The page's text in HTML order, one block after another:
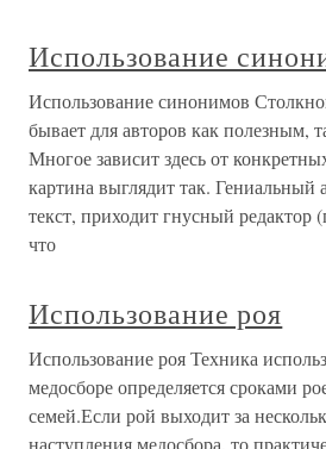
Использование
Использование синонимов
бывает для авторов как полезным,
Многое зависит здесь от
картина выглядит так. Гениальный
текст, приходит гнусный редактор
что
Использование роя
Использование роя Техника
медосборе определяется сроками
семей.Если рой выходит за
наступления медосбора, то